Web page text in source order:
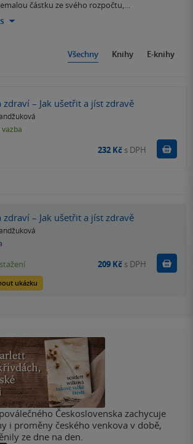
částku ze svého rozpočtu,…
Všechny Knihy E-knihy
zdraví – Jak ušetřit a jíst zdravě
232 Kč s DPH
zdraví – Jak ušetřit a jíst zdravě
ukázku
209 Kč s DPH Koupit
Československa zachycuje
i proměny českého venkova v době,
ze dne na den.